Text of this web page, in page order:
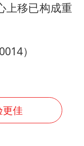
上移已构成重
）
佳